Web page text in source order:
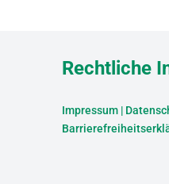
Rechtliche
Impressum|